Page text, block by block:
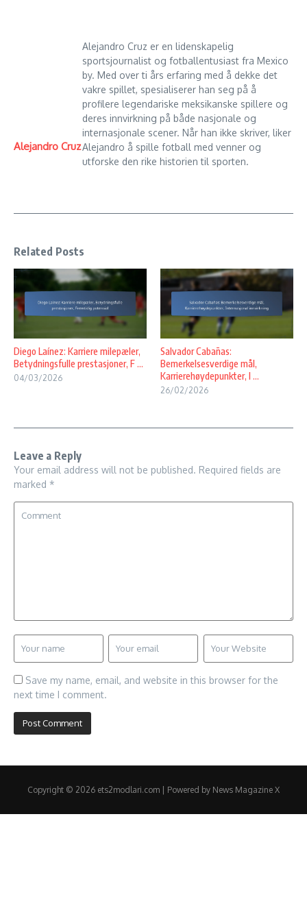
Alejandro Cruz
Alejandro Cruz er en lidenskapelig
sportsjournalist og fotballentusiast fra Mexico
by. Med over ti års erfaring med å dekke det
vakre spillet, spesialiserer han seg på å
profilere legendariske meksikanske spillere og
deres innvirkning på både nasjonale og
internasjonale scener. Når han ikke skriver, liker
Alejandro å spille fotball med venner og
utforske den rike historien til sporten.
Related Posts
Diego Laínez: Karriere milepæler,
Betydningsfulle prestasjoner, F ...
04/03/2026
Salvador Cabañas:
Bemerkelsesverdige mål,
Karrierehøydepunkter, I ...
26/02/2026
Leave a Reply
Your email address will not be published. Required fields are
marked *
Save my name, email, and website in this browser for the
next time I comment.
Copyright © 2026 ets2modlari.com | Powered by News Magazine X